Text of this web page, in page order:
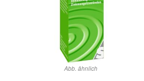
Abb. ähnlich